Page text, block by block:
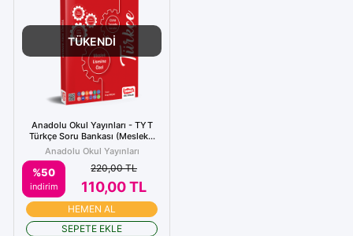
TÜKENDİ
Anadolu Okul Yayınları - TYT
Türkçe Soru Bankası (Meslek...
Anadolu Okul Yayınları
%50
indirim
220,00 TL
110,00 TL
HEMEN AL
SEPETE EKLE